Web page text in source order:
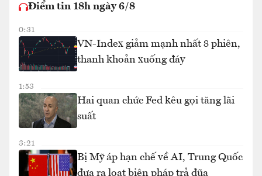
Điểm tin 18h ngày 6/8
0:31
VN-Index giảm mạnh nhất 8 phiên,
thanh khoản xuống đáy
1:53
Hai quan chức Fed kêu gọi tăng lãi
suất
3:21
Bị Mỹ áp hạn chế về AI, Trung Quốc
đưa ra loạt biện pháp trả đũa